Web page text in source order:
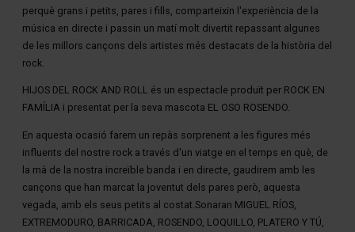
perquè grans i petits, pares i fills, comparteixin l'experiència de la
música en directe i passin un matí molt divertit repassant algunes
de les millors cançons dels artistes més destacats de la història del
rock.
HIJOS DEL ROCK AND ROLL és un espectacle produït per ROCK EN
FAMÍLIA i presentat per la seva mascota EL OSO ROSENDO.
En aquesta ocasió farem un repàs sorprenent a les figures més
influents del nostre rock a través d'un viatge en el temps en què, de
la mà de la nostra increïble banda i en directe, gaudirem amb les
cançons que han marcat la joventut dels pares però, aquesta
vegada, amb els seus petits al costat.Sonaran MIGUEL RÍOS,
EXTREMODURO, BARRICADA, ROSENDO, LOQUILLO, PLATERO Y TÚ,